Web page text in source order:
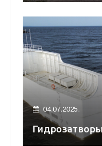
04.07.2025.